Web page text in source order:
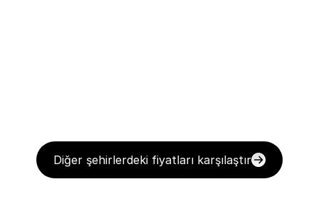
Diğer şehirlerdeki fiyatları karşılaştır